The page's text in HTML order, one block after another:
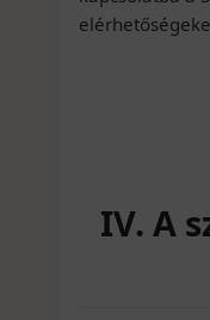
IV. A